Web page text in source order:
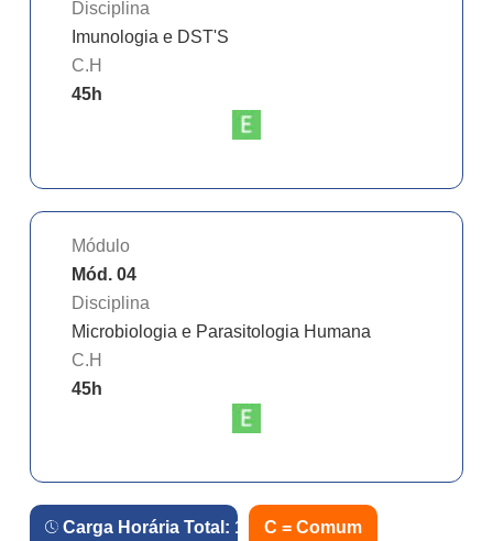
Disciplina
Imunologia e DST'S
C.H
45h
Módulo
Mód. 04
Disciplina
Microbiologia e Parasitologia Humana
C.H
45h
Carga Horária Total: 180 h.
C = Comum